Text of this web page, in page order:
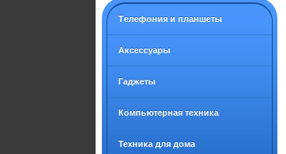
Tелефония и планшеты
Аксессуары
Гаджеты
Компьютерная техника
Техника для дома